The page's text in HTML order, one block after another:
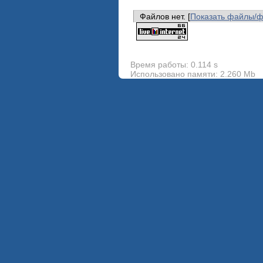
Файлов нет. [Показать файлы/
Время работы: 0.114 s
Использовано памяти: 2.260 Mb